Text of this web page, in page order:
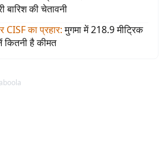
बारिश की चेतावनी
का प्रहार: मुगमा में 218.9 मीट्रिक
कितनी है कीमत